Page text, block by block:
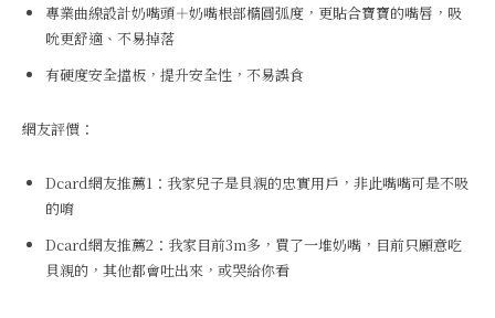
專業曲線設計奶嘴頭＋奶嘴根部橢圓弧度，更貼合寶寶的嘴唇，吸
吮更舒適、不易掉落
有硬度安全擋板，提升安全性，不易誤食
網友評價：
Dcard網友推薦1：我家兒子是貝親的忠實用戶，非此嘴嘴可是不吸
的唷
Dcard網友推薦2：我家目前3m多，買了一堆奶嘴，目前只願意吃
貝親的，其他都會吐出來，或哭給你看